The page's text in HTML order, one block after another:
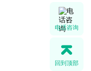
电话咨询
回到顶部